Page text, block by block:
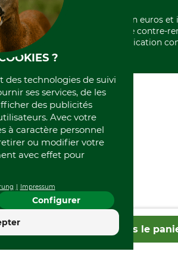
Dans le
Politique de confidentialité
Élimination et environnement
Rétractation de votre commande
Paiement á l'avance
Histoire
International
Portrait
Qui sommes-nous
Tous les prix sont exprimés en euros et
frais d'expédition et les frais de contre-
échéant, sauf indication
?
des technologies de suivi
ses services, de les
des publicités
Avec votre
à caractère personnel
ou modifier votre
avec effet pour
Impressum
Configurer